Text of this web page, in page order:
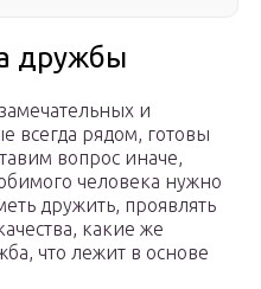
дружбы
и
всегда рядом, готовы
вопрос иначе,
человека нужно
дружить, проявлять
какие же
что лежит в основе